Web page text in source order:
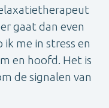
gaat dan even
me in stress en
en hoofd. Het is
de signalen van